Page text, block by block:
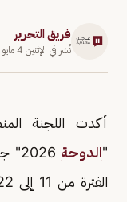
فريق التحرير
نُشر في الإثنين 4 مايو 2026
أكدت اللجنة
"الدوحة